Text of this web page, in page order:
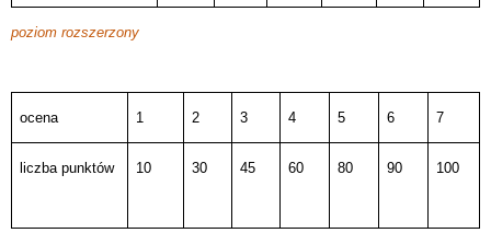
poziom rozszerzony
ocena 1 2 3 4 5 6 7
liczba punktów 10 30 45 60 80 90 100